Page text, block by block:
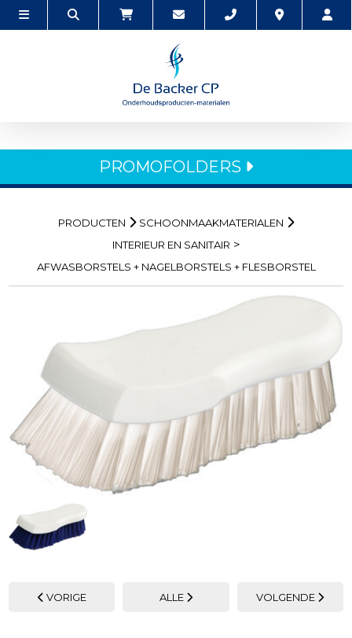
PROMOFOLDERS
PRODUCTEN
SCHOONMAAKMATERIALEN
INTERIEUR EN SANITAIR >
AFWASBORSTELS + NAGELBORSTELS + FLESBORSTEL
VORIGE ALLE VOLGENDE